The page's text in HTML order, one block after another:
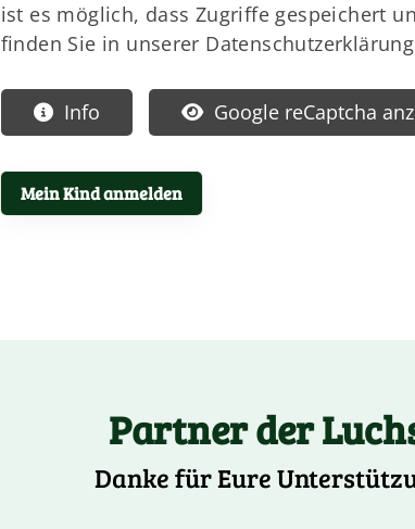
ist es möglich, dass Zugriffe gespeichert
finden Sie in unserer
Info Google reCaptcha
Partner der
Danke für Eure